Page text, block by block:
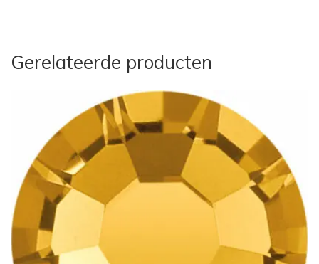
Gerelateerde producten